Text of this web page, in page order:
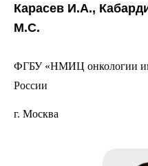
Карасев И.А.,
М.С.
ФГБУ «НМИЦ онкологии
России
г. Москва